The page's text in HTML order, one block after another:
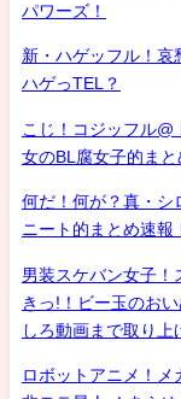
パワーズ！
新・ハゲッフル！哀
ハゲっTEL？
こじ！コジッフル
女のBL腐女子的まと
何だ！何が？真・
ニート的まとめ速報
男装スケバン女子！
きっ!！ビー玉のお
しろ動画まで取り上
ロボットアニメ！メ